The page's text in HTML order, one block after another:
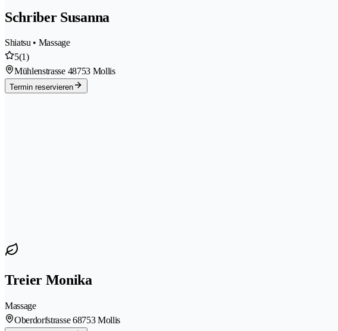
Schriber Susanna
Shiatsu • Massage
5(1)
Mühlenstrasse 48753 Mollis
Termin reservieren
Treier Monika
Massage
Oberdorfstrasse 68753 Mollis